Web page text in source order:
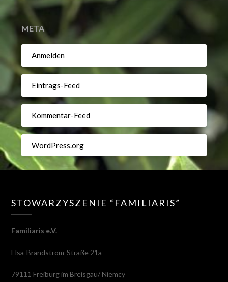
META
Anmelden
Eintrags-Feed
Kommentar-Feed
WordPress.org
STOWARZYSZENIE “FAMILIARIS”
Familiaris e.V.
Elsa-Brandström-Straße 21a
79111 Freiburg im Breisgau/ Niemcy